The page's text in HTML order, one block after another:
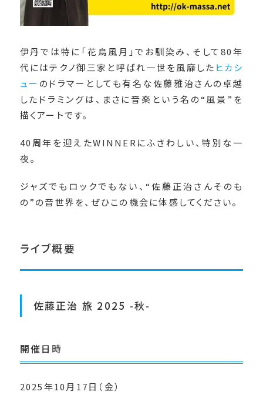
伊丹では特に「花鳥風月」でお馴染み、そして80年
代にはテクノ御三家と呼ばれ一世を風靡した ヒカシ
ュー のドラマーとしても有名な佐藤雅治さんの卓越
したドラミングは、まさに音楽という名の“風景”を
描くアートです。
40周年を迎えたWINNERにふさわしい、特別な一
夜。
ジャズでもロックでもない、“佐藤正治さんそのも
の”の音世界を、ぜひこの機会に体感してください。
ライブ概要
佐藤正治 旅 2025 -秋-
開催日時
2025年10月17日（金）